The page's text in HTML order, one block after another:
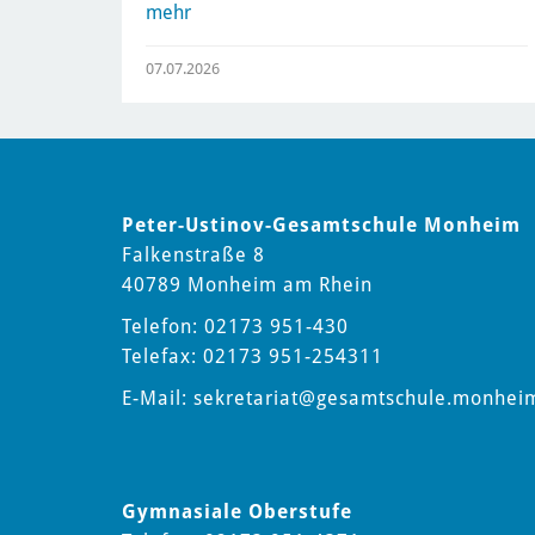
mehr
07.07.2026
Peter-Ustinov-Gesamtschule Monheim
Falkenstraße 8
40789 Monheim am Rhein
Telefon: 02173 951-430
Telefax: 02173 951-254311
E-Mail: sekretariat
Gymnasiale Oberstufe